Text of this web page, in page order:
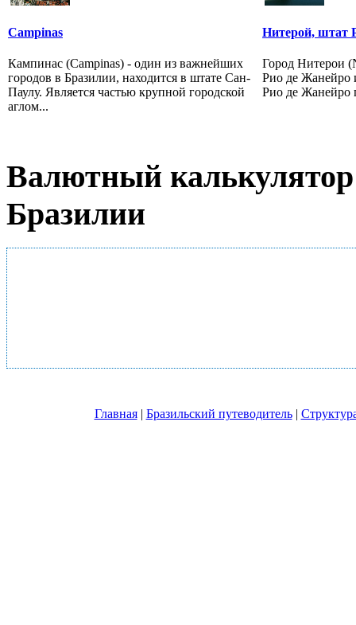
Campinas
Кампинас (Campinas) - один из важнейших
городов в Бразилии, находится в штате Сан-
Паулу. Является частью крупной городской
аглом...
Нитерой, штат
Город Нитерои
Рио де Жанейро
Рио де Жанейро
Валютный
Бразилии
Главная| Бразильский путеводитель|